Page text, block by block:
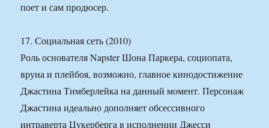
поет и сам продюсер.
17. Социальная сеть (2010)
Роль основателя Napster Шона Паркера, социопата,
вруна и плейбоя, возможно, главное кинодостижение
Джастина Тимберлейка на данный момент. Персонаж
Джастина идеально дополняет обсессивного
интраверта Цукерберга в исполнении Джесси